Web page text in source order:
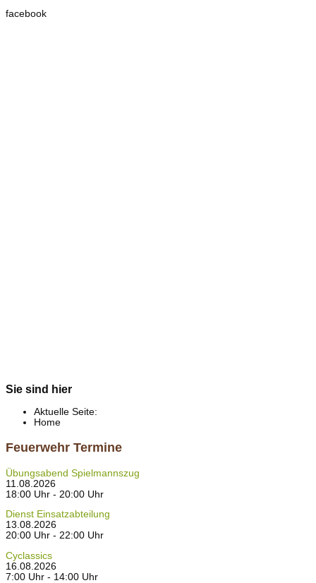
facebook
Sie sind hier
Aktuelle Seite:
Home
Feuerwehr Termine
Übungsabend Spielmannszug
11.08.2026
18:00 Uhr - 20:00 Uhr
Dienst Einsatzabteilung
13.08.2026
20:00 Uhr - 22:00 Uhr
Cyclassics
16.08.2026
7:00 Uhr - 14:00 Uhr